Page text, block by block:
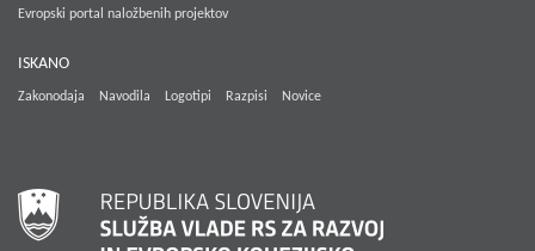
Evropski portal naložbenih projektov
ISKANO
Zakonodaja Navodila Logotipi Razpisi Novice